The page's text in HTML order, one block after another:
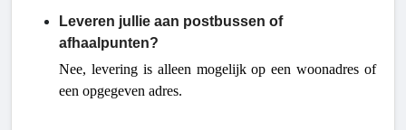
Leveren jullie aan postbussen of
afhaalpunten?
Nee, levering is alleen mogelijk op een woonadres of
een opgegeven adres.